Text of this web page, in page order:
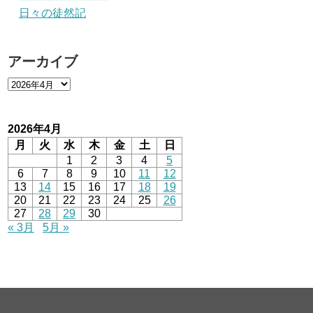
日々の徒然記
アーカイブ
2026年4月
月
火 水 木 金 土
日
1
2 3 4
5
6
7 8 9 10 11
12
13
14 15 16 17 18
19
20
21 22 23 24 25
26
27
28 29
30
« 3月
5月 »